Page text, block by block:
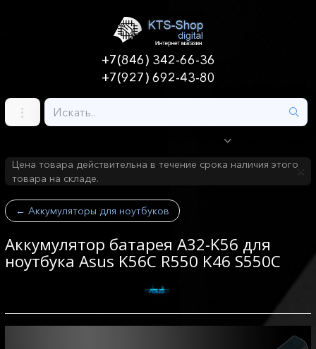
+7(846) 342-66-36
+7(927) 692-43-80
Цена товара действительна в течение срока наличия этого
товара на складе.
← Аккумуляторы для ноутбуков
Аккумулятор батарея A32-K56 для
ноутбука Asus K56C R550 K46 S550C